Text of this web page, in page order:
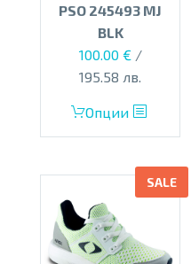
PSO 245493 MJ
BLK
Original
price
135.00 €.
100.00 €Текущата
цена
100.00 €.
/
195.58 лв.
Опции
This
product
multiple
variants.
The
options
SALE